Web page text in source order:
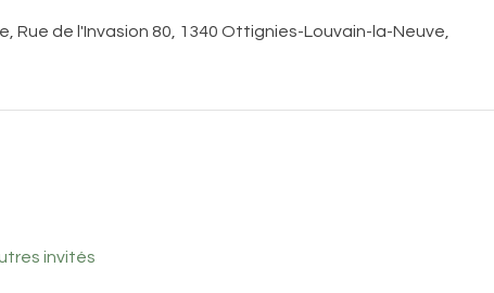
Rue de l'Invasion 80, 1340 Ottignies-Louvain-la-Neuve,
invités